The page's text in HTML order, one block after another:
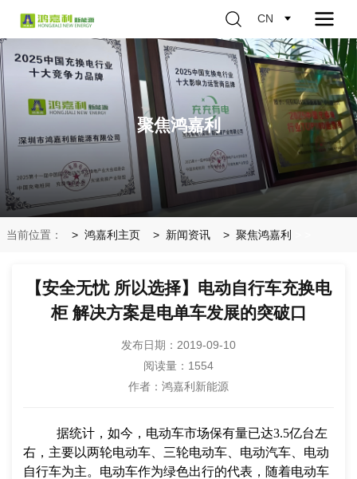
CN
聚焦鸿嘉利
当前位置： 鸿嘉利主页 新闻资讯 聚焦鸿嘉利
【安全无忧 所以选择】电动自行车充换电
柜 解决方案是电单车发展的突破口
发布日期：2019-09-10
阅读量： 1554
作者：鸿嘉利新能源
据统计，如今，电动车市场保有量已达3.5亿台左
右，主要以两轮电动车、三轮电动车、电动汽车、电动
自行车为主。电动车作为绿色出行的代表，随着电动车